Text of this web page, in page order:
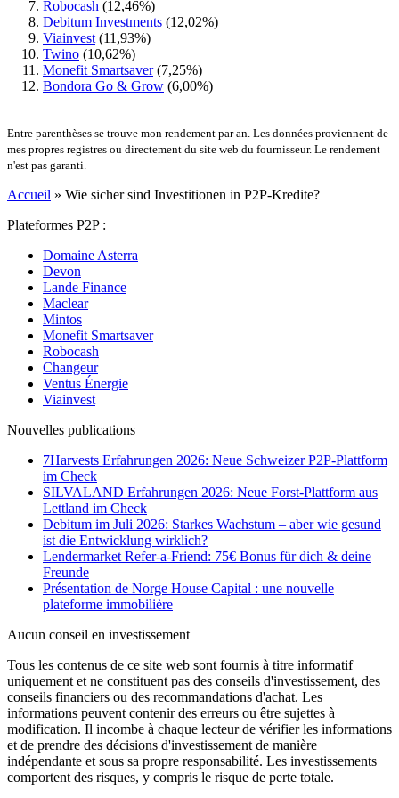
Robocash (12,46%)
Debitum Investments (12,02%)
Viainvest (11,93%)
Twino (10,62%)
Monefit Smartsaver(7,25%)
Bondora Go & Grow (6,00%)
Entre parenthèses se trouve mon rendement par an. Les données proviennent de
mes propres registres ou directement du site web du fournisseur. Le rendement
n'est pas garanti.
Accueil » Wie sicher sind Investitionen in P2P-Kredite?
Plateformes P2P :
Domaine Asterra
Devon
Lande Finance
Maclear
Mintos
Monefit Smartsaver
Robocash
Changeur
Ventus Énergie
Viainvest
Nouvelles publications
7Harvests Erfahrungen 2026: Neue Schweizer P2P-Plattform
im Check
SILVALAND Erfahrungen 2026: Neue Forst-Plattform aus
Lettland im Check
Debitum im Juli 2026: Starkes Wachstum – aber wie gesund
ist die Entwicklung wirklich?
Lendermarket Refer-a-Friend: 75€ Bonus für dich & deine
Freunde
Présentation de Norge House Capital : une nouvelle
plateforme immobilière
Aucun conseil en investissement
Tous les contenus de ce site web sont fournis à titre informatif
uniquement et ne constituent pas des conseils d'investissement, des
conseils financiers ou des recommandations d'achat. Les
informations peuvent contenir des erreurs ou être sujettes à
modification. Il incombe à chaque lecteur de vérifier les informations
et de prendre des décisions d'investissement de manière
indépendante et sous sa propre responsabilité. Les investissements
comportent des risques, y compris le risque de perte totale.